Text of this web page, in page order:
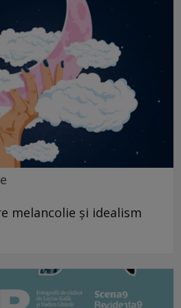
melancolie și idealism